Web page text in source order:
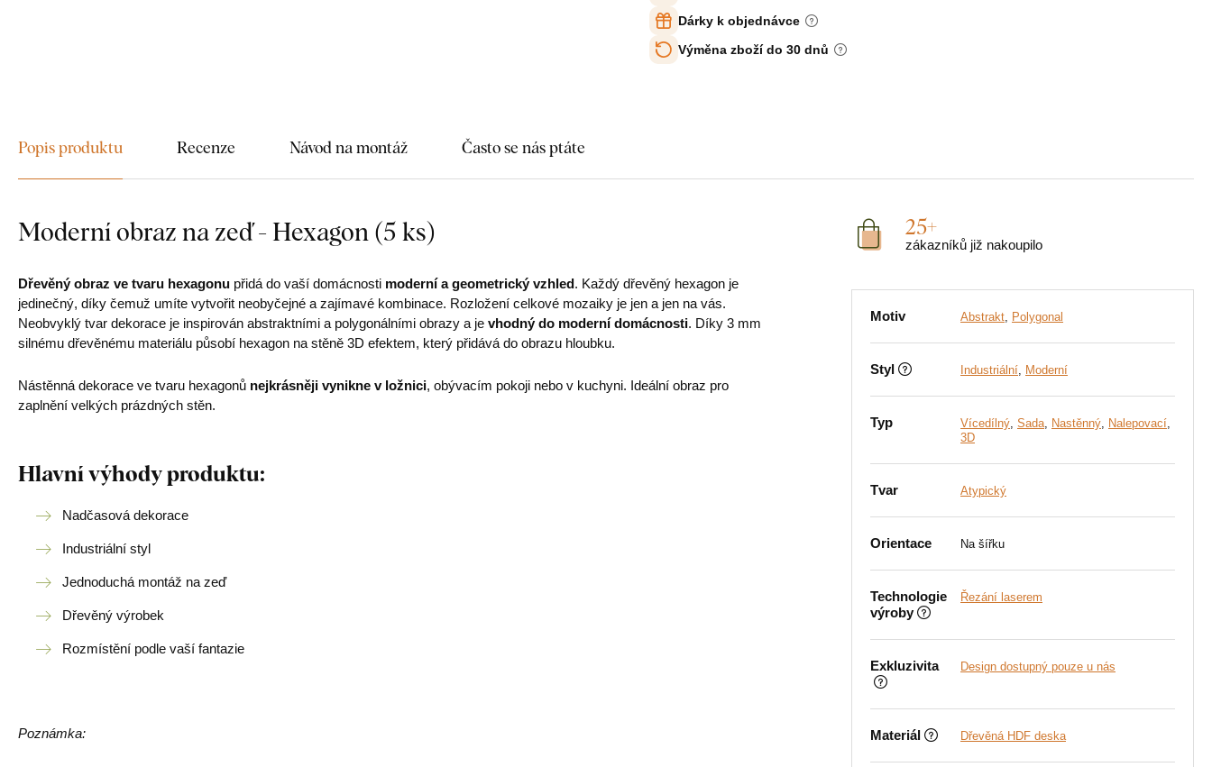
Dárky k objednávce
Výměna zboží do 30 dnů
Popis produktu Recenze Návod na montáž Často se nás ptáte
Moderní obraz na zeď - Hexagon (5 ks)
Dřevěný obraz ve tvaru hexagonu přidá do vaší domácnosti moderní a geometrický vzhled. Každý dřevěný hexagon je
jedinečný, díky čemuž umíte vytvořit neobyčejné a zajímavé kombinace. Rozložení celkové mozaiky je jen a jen na vás.
Neobvyklý tvar dekorace je inspirován abstraktními a polygonálními obrazy a je vhodný do moderní domácnosti. Díky 3 mm
silnému dřevěnému materiálu působí hexagon na stěně 3D efektem, který přidává do obrazu hloubku.
Nástěnná dekorace ve tvaru hexagonů nejkrásněji vynikne v ložnici, obývacím pokoji nebo v kuchyni. Ideální obraz pro
zaplnění velkých prázdných stěn.
Hlavní výhody produktu:
Nadčasová dekorace
Industriální styl
Jednoduchá montáž na zeď
Dřevěný výrobek
Rozmístění podle vaší fantazie
Poznámka:
25+
zákazníků již nakoupilo
Motiv Abstrakt, Polygonal
Styl Industriální, Moderní
Typ Vícedílný, Sada, Nastěnný, Nalepovací,
3D
Tvar Atypický
Orientace Na šířku
Technologie
výroby
Řezání laserem
Exkluzivita Design dostupný pouze u nás
Materiál Dřevěná HDF deska